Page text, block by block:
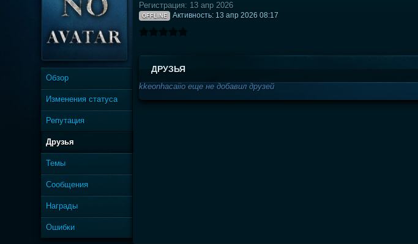
Обзор
Изменения статуса
Репутация
Друзья
Темы
Сообщения
Награды
Ошибки
Регистрация: 13 апр 2026
OFFLINE Активность: 13 апр 2026 08:17
ДРУЗЬЯ
kkeonhacaiio еще не добавил друзей